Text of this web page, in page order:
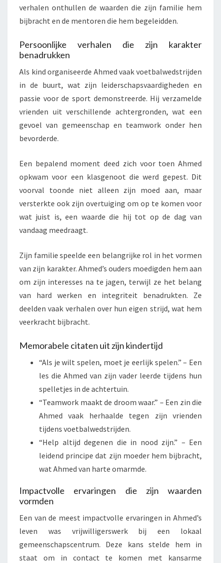
verhalen onthullen de waarden die zijn familie hem
bijbracht en de mentoren die hem begeleidden.
Persoonlijke verhalen die zijn karakter
benadrukken
Als kind organiseerde Ahmed vaak voetbalwedstrijden
in de buurt, wat zijn leiderschapsvaardigheden en
passie voor de sport demonstreerde. Hij verzamelde
vrienden uit verschillende achtergronden, wat een
gevoel van gemeenschap en teamwork onder hen
bevorderde.
Een bepalend moment deed zich voor toen Ahmed
opkwam voor een klasgenoot die werd gepest. Dit
voorval toonde niet alleen zijn moed aan, maar
versterkte ook zijn overtuiging om op te komen voor
wat juist is, een waarde die hij tot op de dag van
vandaag meedraagt.
Zijn familie speelde een belangrijke rol in het vormen
van zijn karakter. Ahmed’s ouders moedigden hem aan
om zijn interesses na te jagen, terwijl ze het belang
van hard werken en integriteit benadrukten. Ze
deelden vaak verhalen over hun eigen strijd, wat hem
veerkracht bijbracht.
Memorabele citaten uit zijn kindertijd
“Als je wilt spelen, moet je eerlijk spelen.” – Een
les die Ahmed van zijn vader leerde tijdens hun
spelletjes in de achtertuin.
“Teamwork maakt de droom waar.” – Een zin die
Ahmed vaak herhaalde tegen zijn vrienden
tijdens voetbalwedstrijden.
“Help altijd degenen die in nood zijn.” – Een
leidend principe dat zijn moeder hem bijbracht,
wat Ahmed van harte omarmde.
Impactvolle ervaringen die zijn waarden
vormden
Een van de meest impactvolle ervaringen in Ahmed’s
leven was vrijwilligerswerk bij een lokaal
gemeenschapscentrum. Deze kans stelde hem in
staat om in contact te komen met kansarme